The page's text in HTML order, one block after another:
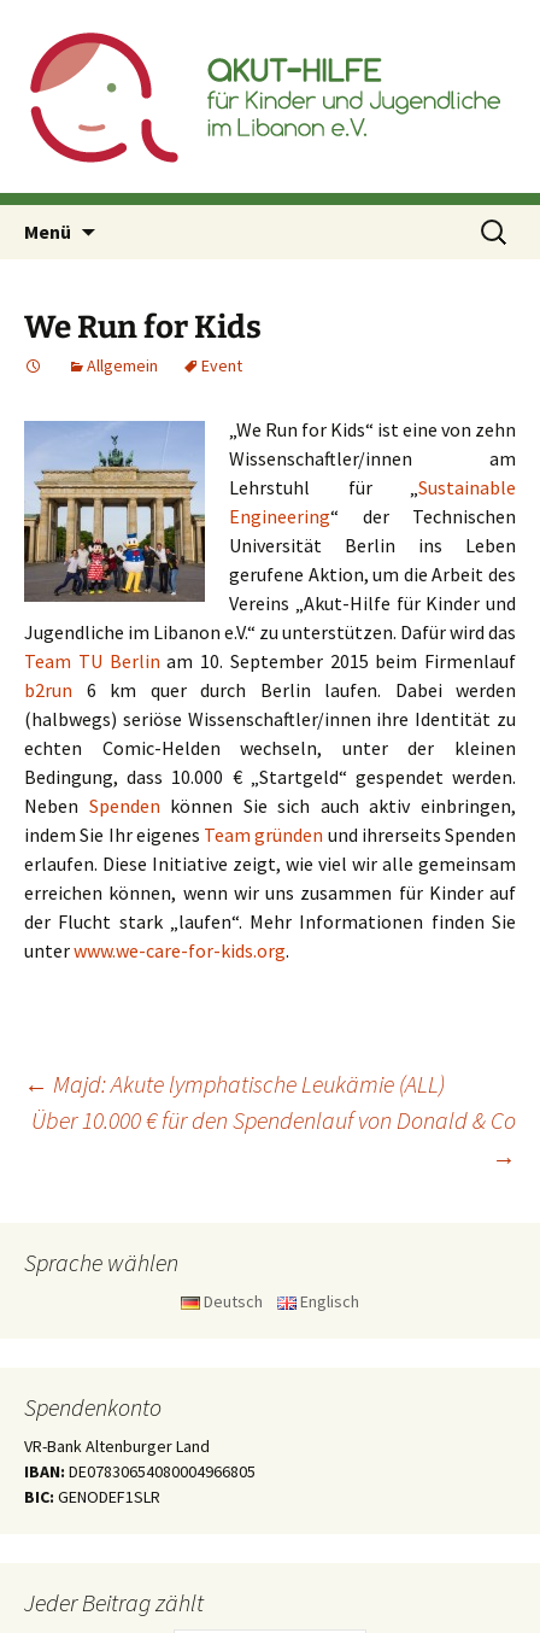
springenJugendliche im Libanon e.V.
Menü
Suchen
nach:
We Run for Kids
Allgemein Event
„We Run for Kids“ ist eine von zehn
Wissenschaftler/innen am
Lehrstuhl für „Sustainable
Engineering“ der Technischen
Universität Berlin ins Leben
gerufene Aktion, um die Arbeit des
Vereins „Akut-Hilfe für Kinder und
Jugendliche im Libanon e.V.“ zu unterstützen. Dafür wird das
Team TU Berlin am 10. September 2015 beim Firmenlauf
b2run 6 km quer durch Berlin laufen. Dabei werden
(halbwegs) seriöse Wissenschaftler/innen ihre Identität zu
echten Comic-Helden wechseln, unter der kleinen
Bedingung, dass 10.000 € „Startgeld“ gespendet werden.
Neben Spenden können Sie sich auch aktiv einbringen,
indem Sie Ihr eigenes Team gründen und ihrerseits Spenden
erlaufen. Diese Initiative zeigt, wie viel wir alle gemeinsam
erreichen können, wenn wir uns zusammen für Kinder auf
der Flucht stark „laufen“. Mehr Informationen finden Sie
unterwww.we-care-for-kids.org.
Beitragsnavigation
← Majd: Akute lymphatische Leukämie (ALL)
Über 10.000 € für den Spendenlauf von Donald & Co
→
Sprache wählen
Deutsch Englisch
Spendenkonto
VR-Bank Altenburger Land
IBAN: DE07830654080004966805
BIC: GENODEF1SLR
Jeder Beitrag zählt